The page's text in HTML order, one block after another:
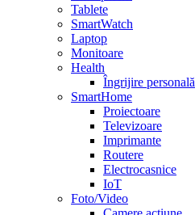
Tablete
SmartWatch
Laptop
Monitoare
Health
Îngrijire personală
SmartHome
Proiectoare
Televizoare
Imprimante
Routere
Electrocasnice
IoT
Foto/Video